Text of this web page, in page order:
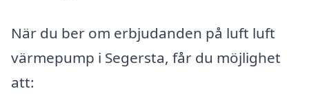
När du ber om erbjudanden på luft luft
värmepump i Segersta, får du möjlighet
att: